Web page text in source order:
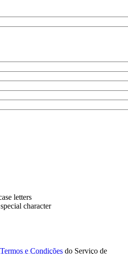
letters
character
Termos e Condições do Serviço de